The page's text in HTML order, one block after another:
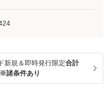
新規＆即時発行限定合計
諸条件あり